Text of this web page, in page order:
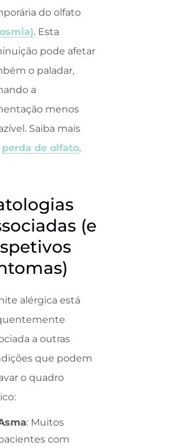
do olfato
. Esta
pode afetar
o paladar,
a
menos
Saiba mais
perda de olfato.
(e
alérgica está
a outras
que podem
o quadro
: Muitos
com